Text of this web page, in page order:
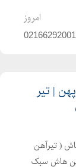
تلفن همراه : 09122153888 تلفن ثابت :
و نام خانوادگی علی
امروز
02166292001
| تیر
( تیرآهن
هاش سبک